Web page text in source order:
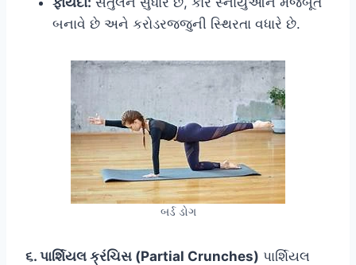
બનાવે છે અને કરોડરજ્જુની સ્થિરતા વધારે છે.
બર્ડ ડોગ
૬. પાર્શિયલ ક્રંચિસ (Partial Crunches) પાર્શિયલ